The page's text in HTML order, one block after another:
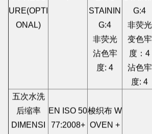
T PRESS
URE(OPTI
E:4-5
STAININ
G:4
非荧光
沾色牢
STAININ
G:4
非荧光
变色牢
度：4
沾色牢
度: 4
五次水洗
后缩率
EN ISO 50
梭织布 W